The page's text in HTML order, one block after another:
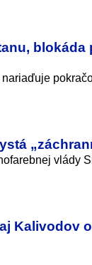
blokáda
vlády
Kalivodov